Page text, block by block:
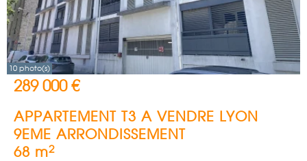
10 photo(s)
289 000 €
APPARTEMENT T3 A VENDRE LYON
9EME ARRONDISSEMENT
68 m2